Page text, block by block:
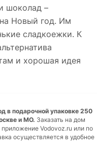
шоколад –
Новый год. Им
сладкоежки. К
и хорошая идея
в подарочной упаковке 250
и МО. Заказать на дом
Vodovoz.ru или по
осуществляется в удобное